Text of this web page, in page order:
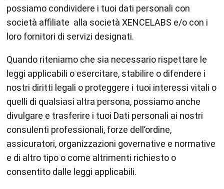
possiamo condividere i tuoi dati personali con
società affiliate alla società XENCELABS e/o con i
loro fornitori di servizi designati.
Quando riteniamo che sia necessario rispettare le
leggi applicabili o esercitare, stabilire o difendere i
nostri diritti legali o proteggere i tuoi interessi vitali o
quelli di qualsiasi altra persona, possiamo anche
divulgare e trasferire i tuoi Dati personali ai nostri
consulenti professionali, forze dell’ordine,
assicuratori, organizzazioni governative e normative
e di altro tipo o come altrimenti richiesto o
consentito dalle leggi applicabili.